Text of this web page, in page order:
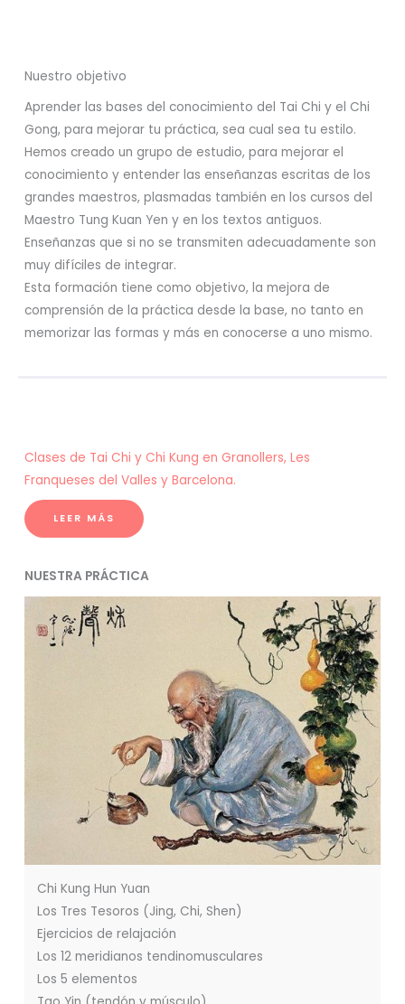
Nuestro objetivo
Aprender las bases del conocimiento del Tai Chi y el Chi
Gong, para mejorar tu práctica, sea cual sea tu estilo.
Hemos creado un grupo de estudio, para mejorar el
conocimiento y entender las enseñanzas escritas de los
grandes maestros, plasmadas también en los cursos del
Maestro Tung Kuan Yen y en los textos antiguos.
Enseñanzas que si no se transmiten adecuadamente son
muy difíciles de integrar.
Esta formación tiene como objetivo, la mejora de
comprensión de la práctica desde la base, no tanto en
memorizar las formas y más en conocerse a uno mismo.
Clases de Tai Chi y Chi Kung en Granollers, Les
Franqueses del Valles y Barcelona.
LEER MÁS
NUESTRA PRÁCTICA
Chi Kung Hun Yuan
Los Tres Tesoros (Jing, Chi, Shen)
Ejercicios de relajación
Los 12 meridianos tendinomusculares
Los 5 elementos